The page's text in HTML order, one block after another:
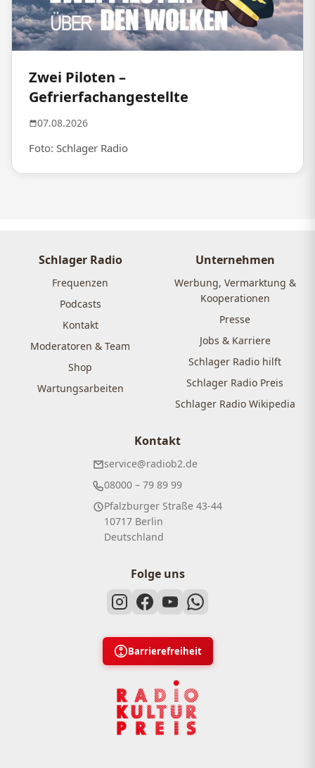
Zwei Piloten –
Gefrierfachangestellte
07.08.2026
Foto: Schlager Radio
Schlager Radio
Frequenzen
Podcasts
Kontakt
Moderatoren & Team
Shop
Wartungsarbeiten
Unternehmen
Werbung, Vermarktung &
Kooperationen
Presse
Jobs & Karriere
Schlager Radio hilft
Schlager Radio Preis
Schlager Radio Wikipedia
Kontakt
service@radiob2.de
08000 – 79 89 99
Pfalzburger Straße 43-44
10717 Berlin
Deutschland
Folge uns
Barrierefreiheit